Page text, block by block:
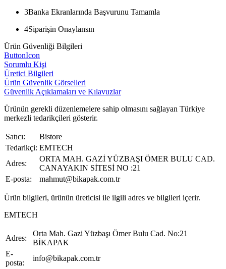
3Banka Ekranlarında Başvurunu Tamamla
4Siparişin Onaylansın
Ürün Güvenliği Bilgileri
ButtonIcon
Sorumlu Kişi
Üretici Bilgileri
Ürün Güvenlik Görselleri
Güvenlik Açıklamaları ve Kılavuzlar
Ürünün gerekli düzenlemelere sahip olmasını sağlayan Türkiye
merkezli tedarikçileri gösterir.
Satıcı:
Bistore
Tedarikçi: EMTECH
Adres:
ORTA MAH. GAZİ YÜZBAŞI ÖMER BULU CAD.
CANAYAKIN SİTESİ NO :21
E-posta:
mahmut@bikapak.com.tr
Ürün bilgileri, ürünün üreticisi ile ilgili adres ve bilgileri içerir.
EMTECH
Adres:
Orta Mah. Gazi Yüzbaşı Ömer Bulu Cad. No:21
BİKAPAK
E-
posta:
info@bikapak.com.tr